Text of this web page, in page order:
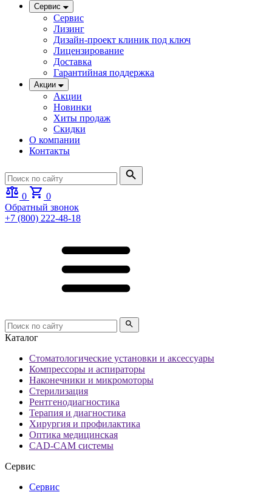
Сервис
Сервис
Лизинг
Дизайн-проект клиник под ключ
Лицензирование
Доставка
Гарантийная поддержка
Акции
Акции
Новинки
Хиты продаж
Скидки
О компании
Контакты
0
0
Обратный звонок
+7 (800) 222-48-18
Каталог
Стоматологические установки и аксессуары
Компрессоры и аспираторы
Наконечники и микромоторы
Стерилизация
Рентгенодиагностика
Терапия и диагностика
Хирургия и профилактика
Оптика медицинская
CAD-CAM системы
Сервис
Сервис